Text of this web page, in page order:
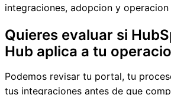
integraciones, adopcion y operacion
Quieres evaluar si
Hub aplica a tu
Podemos revisar tu portal, tu
tus integraciones antes de que